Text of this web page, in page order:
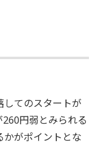
てのスタートが
円弱とみられる
かがポイントとな